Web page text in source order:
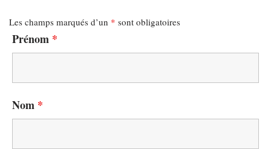
Les champs marqués d’un * sont obligatoires
Prénom *
Nom *